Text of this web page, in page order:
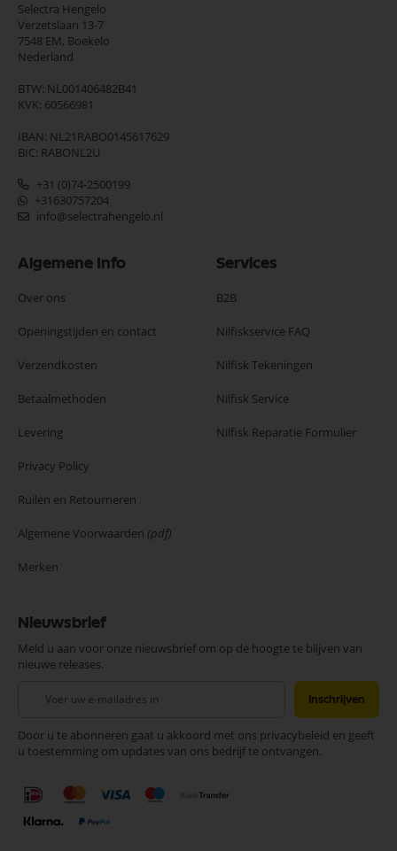
Selectra Hengelo
Verzetslaan 13-7
7548 EM, Boekelo
Nederland
BTW: NL001406482B41
KVK: 60566981
IBAN: NL21RABO0145617629
BIC: RABONL2U
+31 (0)74-2500199
+31630757204
info@selectrahengelo.nl
Algemene Info
Over ons
Openingstijden en contact
Verzendkosten
Betaalmethoden
Levering
Privacy Policy
Ruilen en Retourneren
Algemene Voorwaarden (pdf)
Merken
Services
B2B
Nilfiskservice FAQ
Nilfisk Tekeningen
Nilfisk Service
Nilfisk Reparatie Formulier
Nieuwsbrief
Meld u aan voor onze nieuwsbrief om op de hoogte te blijven van
nieuwe releases.
onze
nieuwsbrief
Inschrijven
Door u te abonneren gaat u akkoord met ons privacybeleid en geeft
u toestemming om updates van ons bedrijf te ontvangen.